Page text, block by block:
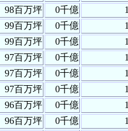
98百万坪 0千億
99百万坪 0千億
99百万坪 0千億
97百万坪 0千億
97百万坪 0千億
97百万坪 0千億
96百万坪 0千億
96百万坪 0千億